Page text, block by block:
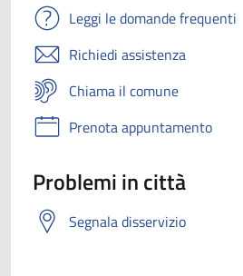
Leggi le domande frequenti
Richiedi assistenza
Chiama il comune
Prenota appuntamento
Problemi in città
Segnala disservizio